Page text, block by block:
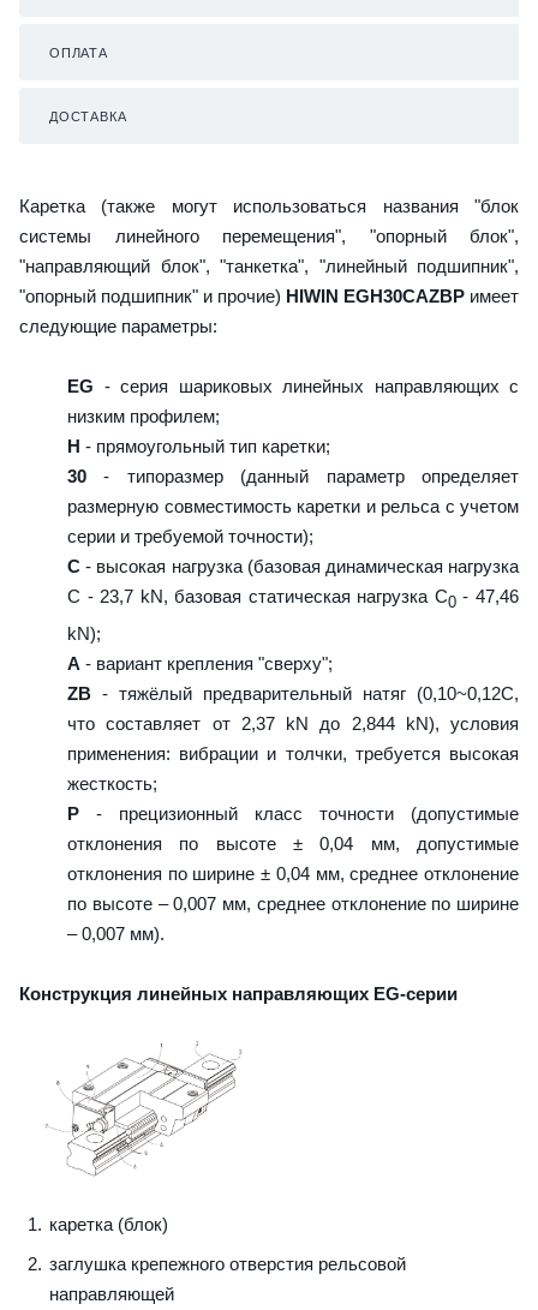
ОПЛАТА
ДОСТАВКА
Каретка (также могут использоваться названия "блок
системы линейного перемещения", "опорный блок",
"направляющий блок", "танкетка", "линейный подшипник",
"опорный подшипник" и прочие) HIWIN EGH30CAZBP имеет
следующие параметры:
EG - серия шариковых линейных направляющих с
низким профилем;
H - прямоугольный тип каретки;
30 - типоразмер (данный параметр определяет
размерную совместимость каретки и рельса с учетом
серии и требуемой точности);
C - высокая нагрузка (базовая динамическая нагрузка
C - 23,7 kN, базовая статическая нагрузка С0- 47,46
kN);
A - вариант крепления "сверху";
ZB - тяжёлый предварительный натяг (0,10~0,12C,
что составляет от 2,37 kN до 2,844 kN), условия
применения: вибрации и толчки, требуется высокая
жесткость;
P - прецизионный класс точности (допустимые
отклонения по высоте ± 0,04 мм, допустимые
отклонения по ширине ± 0,04 мм, среднее отклонение
по высоте – 0,007 мм, среднее отклонение по ширине
– 0,007 мм).
Конструкция линейных направляющих EG-серии
каретка (блок)
заглушка крепежного отверстия рельсовой
направляющей